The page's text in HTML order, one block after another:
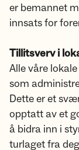
er bemannet
innsats for
Tillitsverv i
Alle våre
som
Dette er et
opptatt av et
å bidra inn i
turlaget fra